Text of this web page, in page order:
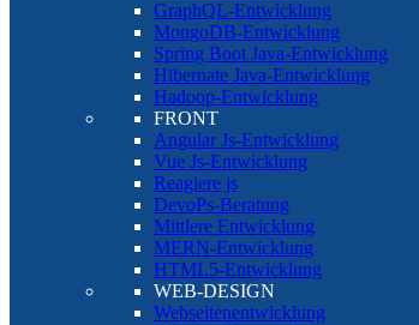
GraphQL-Entwicklung
MongoDB-Entwicklung
Spring Boot Java-Entwicklung
Hibernate Java-Entwicklung
Hadoop-Entwicklung
FRONT
Angular Js-Entwicklung
Vue Js-Entwicklung
Reagiere js
DevoPs-Beratung
Mittlere Entwicklung
MERN-Entwicklung
HTML5-Entwicklung
WEB-DESIGN
Webseitenentwicklung